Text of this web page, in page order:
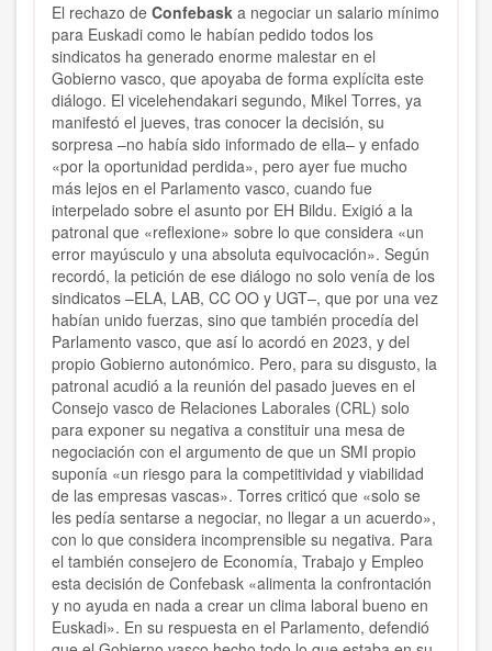
El rechazo de Confebask a negociar un salario mínimo
para Euskadi como le habían pedido todos los
sindicatos ha generado enorme malestar en el
Gobierno vasco, que apoyaba de forma explícita este
diálogo. El vicelehendakari segundo, Mikel Torres, ya
manifestó el jueves, tras conocer la decisión, su
sorpresa –no había sido informado de ella– y enfado
«por la oportunidad perdida», pero ayer fue mucho
más lejos en el Parlamento vasco, cuando fue
interpelado sobre el asunto por EH Bildu. Exigió a la
patronal que «reflexione» sobre lo que considera «un
error mayúsculo y una absoluta equivocación». Según
recordó, la petición de ese diálogo no solo venía de los
sindicatos –ELA, LAB, CC OO y UGT–, que por una vez
habían unido fuerzas, sino que también procedía del
Parlamento vasco, que así lo acordó en 2023, y del
propio Gobierno autonómico. Pero, para su disgusto, la
patronal acudió a la reunión del pasado jueves en el
Consejo vasco de Relaciones Laborales (CRL) solo
para exponer su negativa a constituir una mesa de
negociación con el argumento de que un SMI propio
suponía «un riesgo para la competitividad y viabilidad
de las empresas vascas». Torres criticó que «solo se
les pedía sentarse a negociar, no llegar a un acuerdo»,
con lo que considera incomprensible su negativa. Para
el también consejero de Economía, Trabajo y Empleo
esta decisión de Confebask «alimenta la confrontación
y no ayuda en nada a crear un clima laboral bueno en
Euskadi». En su respuesta en el Parlamento, defendió